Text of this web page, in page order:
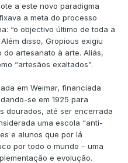
a este novo paradigma
a meta do processo
“o objectivo último de toda a
disso, Gropious exigiu
artesanato à arte. Aliás,
“artesãos exaltados”.
em Weimar, financiada
se em 1925 para
dourados, até ser encerrada
uma escola “anti-
e alunos que por lá
por todo o mundo – uma
e evolução.